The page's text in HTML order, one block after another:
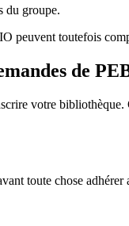
du groupe.
peuvent toutefois
de
votre
toute chose adhérer